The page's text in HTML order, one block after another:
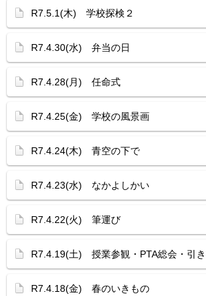
R7.5.1(木) 学校探検２
R7.4.30(水) 弁当の日
R7.4.28(月) 任命式
R7.4.25(金) 学校の風景画
R7.4.24(木) 青空の下で
R7.4.23(水) なかよしかい
R7.4.22(火) 筆運び
R7.4.19(土) 授業参観・PTA総会・引
R7.4.18(金) 春のいきもの